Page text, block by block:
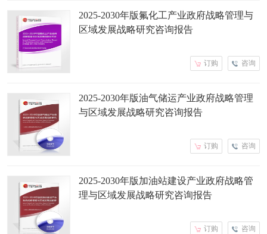
2025-2030年版氟化工产业政府战略管理与
区域发展战略研究咨询报告
咨询
订购
2025-2030年版油气储运产业政府战略管理
与区域发展战略研究咨询报告
咨询
订购
2025-2030年版加油站建设产业政府战略管
理与区域发展战略研究咨询报告
咨询
订购